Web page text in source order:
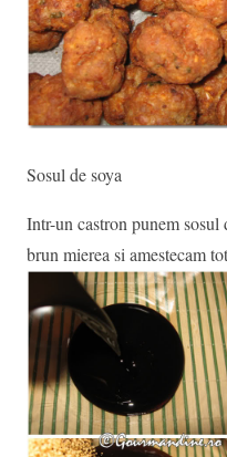
Sosul de soya
Intr-un castron punem sosul
brun mierea si amestecam